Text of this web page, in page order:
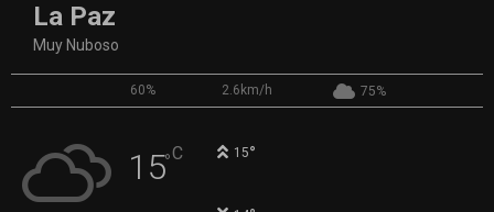
La Paz
Muy Nuboso
60% 2.6km/h 75%
15°C 15°